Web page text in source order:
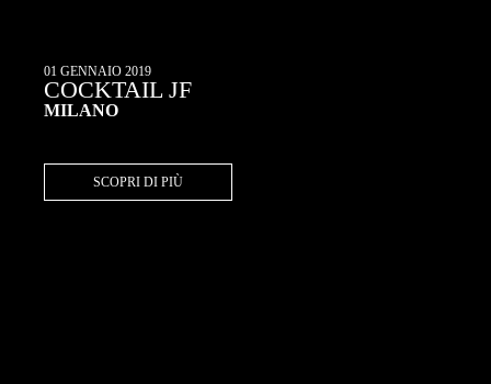
01 GENNAIO 2019
COCKTAIL JF
MILANO
SCOPRI DI PIÙ